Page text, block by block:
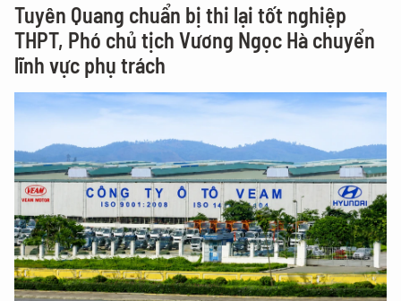
Tuyên Quang chuẩn bị thi lại tốt nghiệp
THPT, Phó chủ tịch Vương Ngọc Hà chuyển
lĩnh vực phụ trách